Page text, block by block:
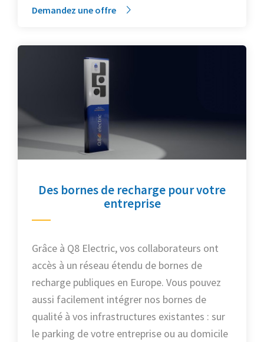
Demandez une offre
Des bornes de recharge pour votre
entreprise
Grâce à Q8 Electric, vos collaborateurs ont
accès à un réseau étendu de bornes de
recharge publiques en Europe. Vous pouvez
aussi facilement intégrer nos bornes de
qualité à vos infrastructures existantes : sur
le parking de votre entreprise ou au domicile